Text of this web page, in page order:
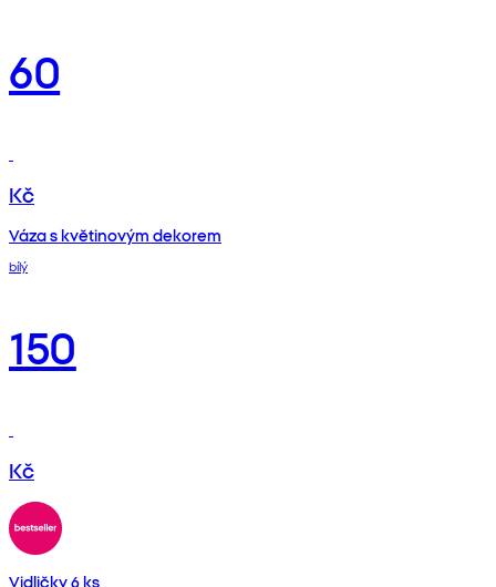
60
Kč
Váza s květinovým dekorem
bílý
150
Kč
Vidličky 6 ks